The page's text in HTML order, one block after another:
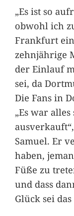
„Es ist so
obwohl ich
Frankfurt
zehnjährige
der Einlauf
sei, da
Die Fans in
„Es war
Samuel. Er
haben,
Füße zu
und dass
Glück sei